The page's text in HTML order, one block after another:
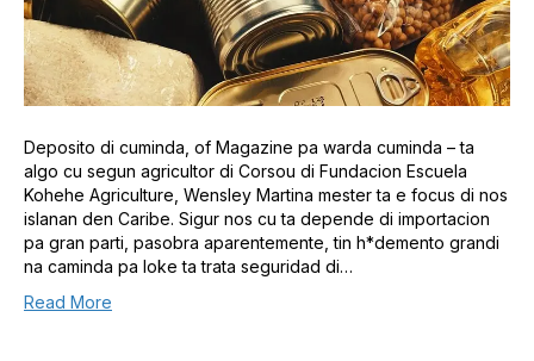
Deposito di cuminda, of Magazine pa warda cuminda – ta
algo cu segun agricultor di Corsou di Fundacion Escuela
Kohehe Agriculture, Wensley Martina mester ta e focus di nos
islanan den Caribe. Sigur nos cu ta depende di importacion
pa gran parti, pasobra aparentemente, tin h*demento grandi
na caminda pa loke ta trata seguridad di…
Read More